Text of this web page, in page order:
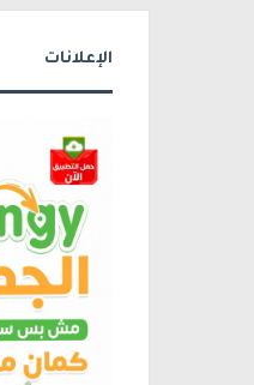
الإعلانات